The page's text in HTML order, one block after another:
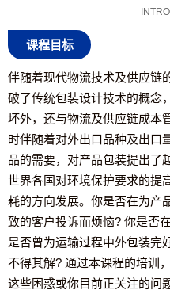
课程目标
伴随着现代物流技术及供应链
破了传统包装设计技术的概念
坏外，还与物流及供应链成本
时伴随着对外出口品种及出口
品的需要，对产品包装提出了
世界各国对环境保护要求的提
耗的方向发展。你是否在为产
致的客户投诉而烦恼? 你是否
是否曾为运输过程中外包装完
不得其解? 通过本课程的培训
这些困惑或你目前正关注的问